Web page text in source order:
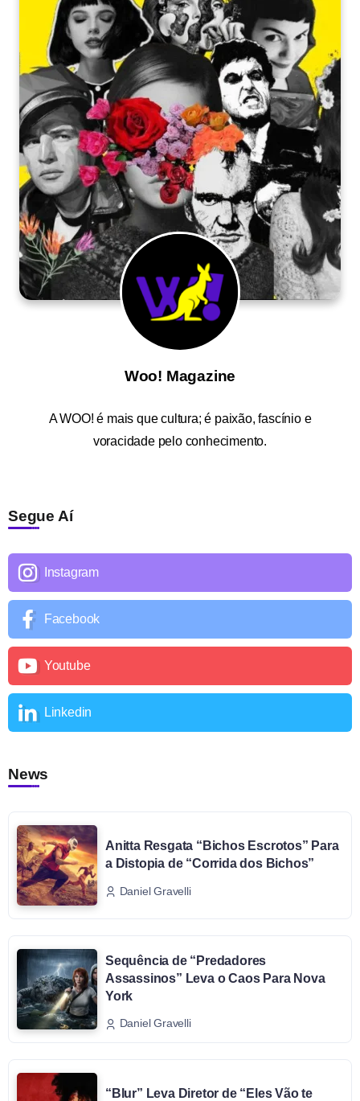
Woo! Magazine
AWOO! é mais que cultura; é paixão, fascínio e
voracidade pelo conhecimento.
Segue Aí
Instagram
Facebook
Youtube
Linkedin
News
Anitta Resgata “Bichos Escrotos” Para
a Distopia de “Corrida dos Bichos”
Daniel Gravelli
Sequência de “Predadores
Assassinos” Leva o Caos Para Nova
York
Daniel Gravelli
“Blur” Leva Diretor de “Eles Vão te